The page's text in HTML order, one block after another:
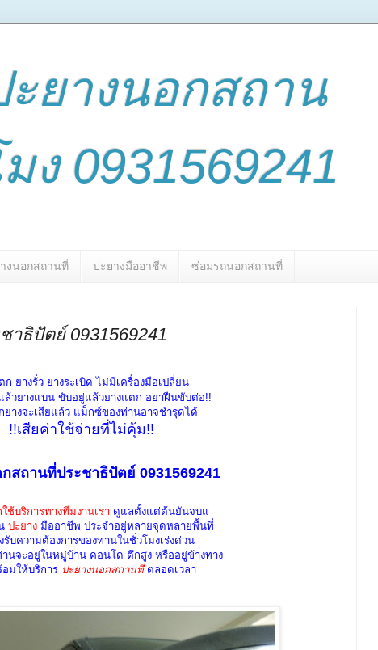
ะยางนอกสถาน
ง 0931569241
งนอกสถานที่ ปะยางมืออาชีพ ซ่อมรถนอกสถานที่
าธิปัตย์ 0931569241
ก ยางรั่ว ยางระเบิด ไม่มีเครื่องมือเปลี่ยน
ล้วยางแบน ขับอยู่แล้วยางแตก อย่าฝืนขับต่อ!!
ยางจะเสียแล้ว แม็กซ์ของท่านอาจชำรุดได้
!!เสียค่าใช้จ่ายที่ไม่คุ้ม!!
สถานที่ประชาธิปัตย์ 0931569241
ช้บริการทางทีมงานเราดูแลตั้งแต่ต้นยันจบแ
ปะยางมืออาชีพ ประจำอยู่หลายจุดหลายพื้นที่
รับความต้องการของท่านในชั่วโมงเร่งด่วน
านจะอยู่ในหมู่บ้าน คอนโด ตึกสูง หรืออยู่ข้างทาง
อมให้บริการ ปะยางนอกสถานที่ตลอดเวลา